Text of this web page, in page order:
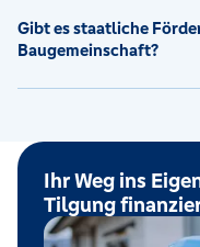
Gibt es staatliche
Baugemeinschaft?
Ihr Weg ins
Tilgung